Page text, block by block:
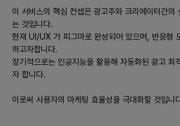
- 성공 사례 및 성과 데이터 공개를 통한 신뢰
6) **시장 확대 전략**:
- AI 학습 데이터를 통한 지속적인 기능 확장과
- 다양한 국가 및 언어 지원 확장을 통한 글로
- 대형 광고 대행사 혹은 플랫폼과의 파트너십
이와 같은 전략과 추진 방향은 프로젝트가 성공
이 서비스의 핵심 컨셉은 광고주와 크리에이터간의
는 것입니다.
현재 UI/UX 가 피그마로 완성되어 있으며, 반응형
하고자합니다.
장기적으로는 인공지능을 활용해 자동화된 광고 최
자 합니다.
이로써 사용자의 마케팅 효율성을 극대화할 것입니